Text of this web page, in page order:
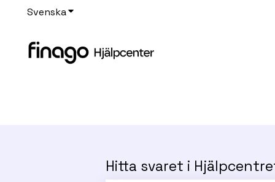
SvenskaVisa undermenyer för översättningar
Hitta svaret i